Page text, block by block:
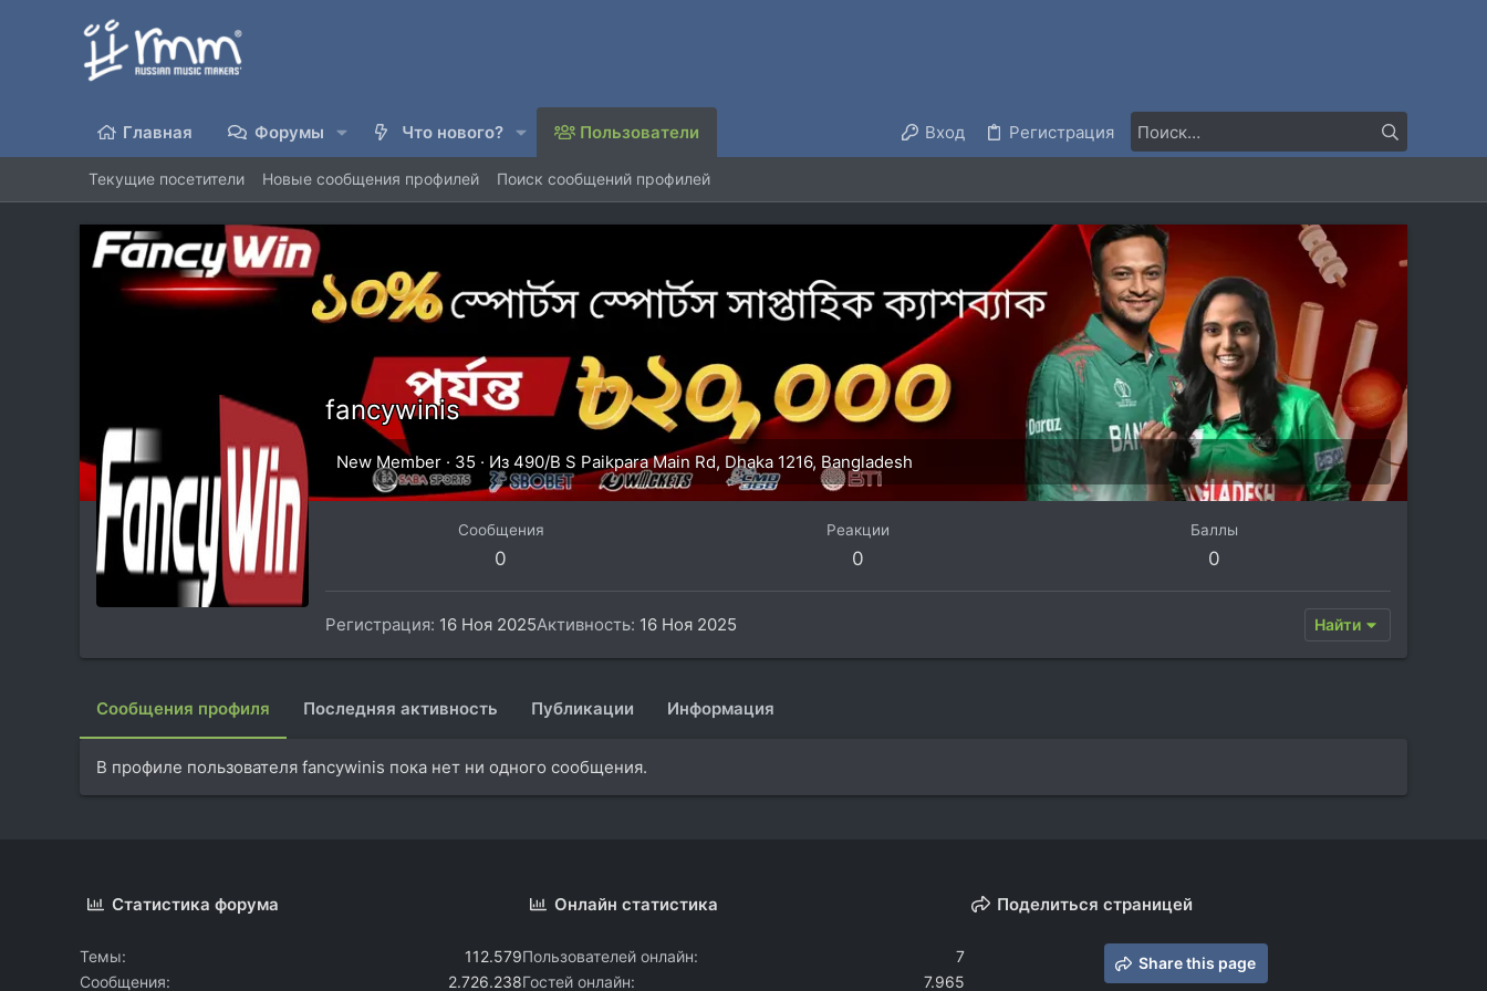
Главная Форумы Что нового? Пользователи Вход Регистрация
Текущие посетители Новые сообщения профилей Поиск сообщений профилей
fancywinis
New Member · 35 · Из 490/B S Paikpara Main Rd, Dhaka 1216, Bangladesh
Сообщения
0
Реакции
0
Баллы
0
Регистрация 16 Ноя 2025Активность 16 Ноя 2025 Найти
Сообщения профиля Последняя активность Публикации Информация
В профиле пользователя fancywinis пока нет ни одного сообщения.
Статистика форума
Темы
112.579
Сообщения
2.726.238
Онлайн статистика
Пользователей онлайн
7
Гостей онлайн
7.965
Поделиться страницей
Share this page